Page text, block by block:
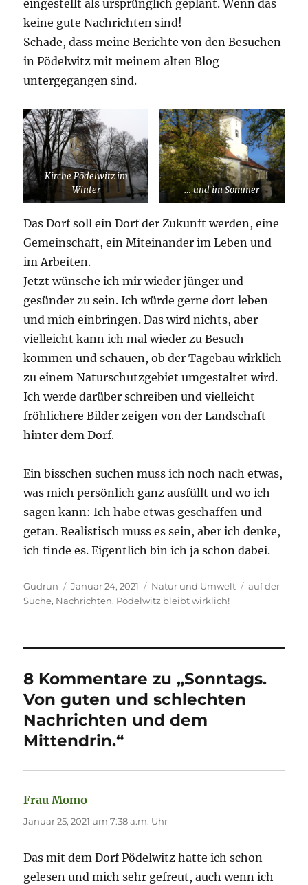
eingestellt als ursprünglich geplant. Wenn das
keine gute Nachrichten sind!
Schade, dass meine Berichte von den Besuchen
in Pödelwitz mit meinem alten Blog
untergegangen sind.
Kirche Pödelwitz im
Winter
… und im Sommer
Das Dorf soll ein Dorf der Zukunft werden, eine
Gemeinschaft, ein Miteinander im Leben und
im Arbeiten.
Jetzt wünsche ich mir wieder jünger und
gesünder zu sein. Ich würde gerne dort leben
und mich einbringen. Das wird nichts, aber
vielleicht kann ich mal wieder zu Besuch
kommen und schauen, ob der Tagebau wirklich
zu einem Naturschutzgebiet umgestaltet wird.
Ich werde darüber schreiben und vielleicht
fröhlichere Bilder zeigen von der Landschaft
hinter dem Dorf.
Ein bisschen suchen muss ich noch nach etwas,
was mich persönlich ganz ausfüllt und wo ich
sagen kann: Ich habe etwas geschaffen und
getan. Realistisch muss es sein, aber ich denke,
ich finde es. Eigentlich bin ich ja schon dabei.
Autor
Gudrun
Veröffentlicht
am
Januar 24, 2021 Kategorien
Natur und Umwelt Schlagwörter
auf der
Suche, Nachrichten, Pödelwitz bleibt wirklich!
8 Kommentare zu „Sonntags.
Von guten und schlechten
Nachrichten und dem
Mittendrin.“
Frau Momo
Januar 25, 2021 um 7:38 a.m. Uhr
Das mit dem Dorf Pödelwitz hatte ich schon
gelesen und mich sehr gefreut, auch wenn ich